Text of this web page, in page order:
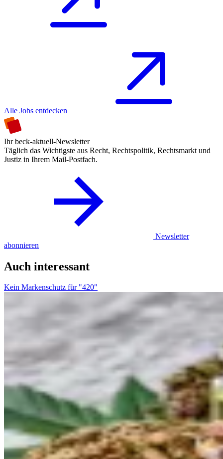
Alle Jobs entdecken
Ihr beck-aktuell-Newsletter
Täglich das Wichtigste aus Recht, Rechtspolitik, Rechtsmarkt und
Justiz in Ihrem Mail-Postfach.
Newsletter
abonnieren
Auch interessant
Kein Markenschutz für "420"